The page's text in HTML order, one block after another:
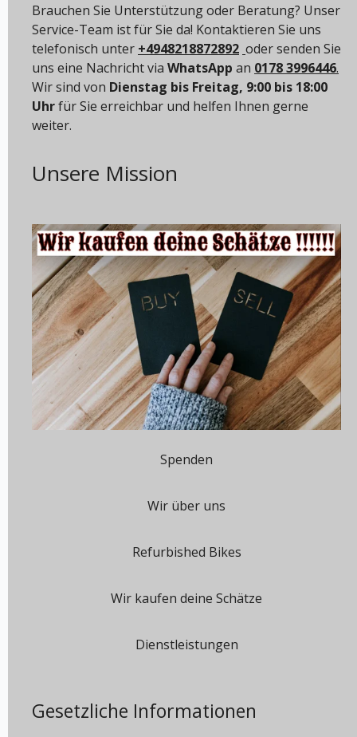
Brauchen Sie Unterstützung oder Beratung? Unser
Service-Team ist für Sie da! Kontaktieren Sie uns
telefonisch unter +4948218872892 oder senden Sie
uns eine Nachricht via WhatsApp an 0178 3996446.
Wir sind von Dienstag bis Freitag, 9:00 bis 18:00
Uhrfür Sie erreichbar und helfen Ihnen gerne
weiter.
Unsere Mission
Spenden
Wir über uns
Refurbished Bikes
Wir kaufen deine Schätze
Dienstleistungen
Gesetzliche Informationen